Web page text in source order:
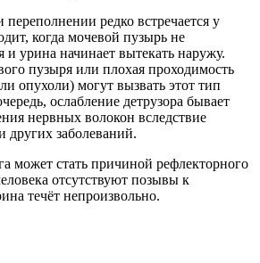
редко встречается у
когда мочевой пузырь не
и урина начинает вытекать наружу.
пузыря или плохая проходимость
опухоли) могут вызвать этот тип
ослабление детрузора бывает
нервных волокон вследствие
других заболеваний.
может стать причиной рефлекторного
отсутствуют позывы к
течёт непроизвольно.